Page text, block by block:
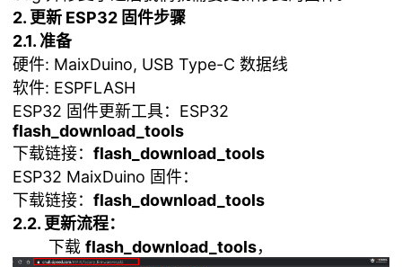
2. 更新 ESP32 固件步骤
2.1. 准备
硬件: MaixDuino, USB Type-C 数据线
软件: ESPFLASH
ESP32 固件更新工具：ESP32
flash_download_tools
下载链接：flash_download_tools
ESP32 MaixDuino 固件：
下载链接：flash_download_tools
2.2. 更新流程：
下载flash_download_tools，